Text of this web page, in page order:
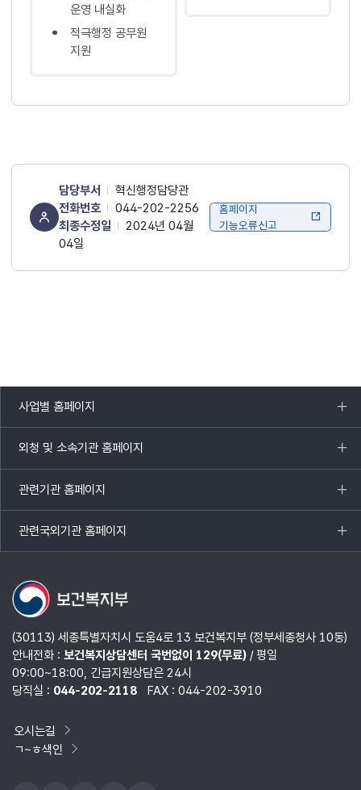
운영 내실화
적극행정 공무원
지원
담당부서
혁신행정담당관
전화번호
044-202-2256
최종수정일
2024년 04월
04일
홈페이지
기능오류신고
사업별 홈페이지
목록
열기
외청 및 소속기관 홈페이지
목록
열기
관련기관 홈페이지
목록
열기
관련국외기관 홈페이지
목록
열기
(30113) 세종특별자치시 도움4로 13 보건복지부 (정부세종청사 10동)
안내전화 : 보건복지상담센터 국번없이 129(무료)/ 평일
09:00~18:00, 긴급지원상담은 24시
당직실 : 044-202-2118 FAX : 044-202-3910
오시는길
ㄱ~ㅎ색인